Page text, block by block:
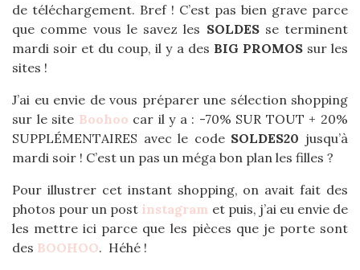
de téléchargement. Bref ! C’est pas bien grave parce
que comme vous le savez les SOLDESse terminent
mardi soir et du coup, il y a des BIG PROMOSsur les
sites !
J’ai eu envie de vous préparer une sélection shopping
sur le site Boohoo car il y a : -70% SUR TOUT + 20%
SUPPLÉMENTAIRES avec le code SOLDES20 jusqu’à
mardi soir ! C’est un pas un méga bon plan les filles ?
Pour illustrer cet instant shopping, on avait fait des
photos pour un post instagram et puis, j’ai eu envie de
les mettre ici parce que les pièces que je porte sont
des BOOHOO. Héhé !